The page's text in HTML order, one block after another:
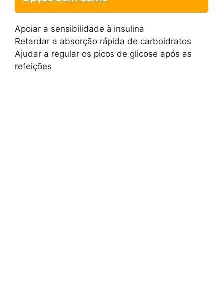
Apoiar a sensibilidade à insulina
Retardar a absorção rápida de carboidratos
Ajudar a regular os picos de glicose após as
refeições